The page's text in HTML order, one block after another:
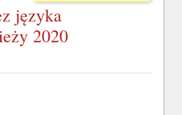
języka
2020